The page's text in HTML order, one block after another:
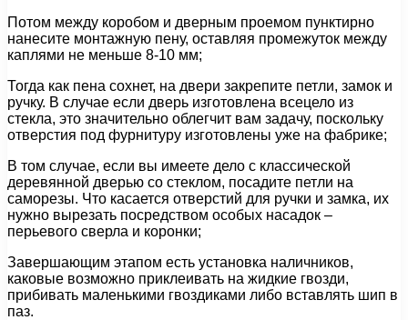
Потом между коробом и дверным проемом пунктирно
нанесите монтажную пену, оставляя промежуток между
каплями не меньше 8-10 мм;
Тогда как пена сохнет, на двери закрепите петли, замок и
ручку. В случае если дверь изготовлена всецело из
стекла, это значительно облегчит вам задачу, поскольку
отверстия под фурнитуру изготовлены уже на фабрике;
В том случае, если вы имеете дело с классической
деревянной дверью со стеклом, посадите петли на
саморезы. Что касается отверстий для ручки и замка, их
нужно вырезать посредством особых насадок –
перьевого сверла и коронки;
Завершающим этапом есть установка наличников,
каковые возможно приклеивать на жидкие гвозди,
прибивать маленькими гвоздиками либо вставлять шип в
паз.